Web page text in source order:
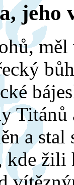
jeho
Titánů
a stal
kde